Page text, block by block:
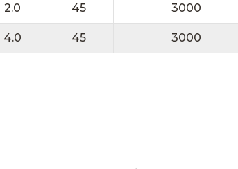
2.0 45 3000
4.0 45 3000